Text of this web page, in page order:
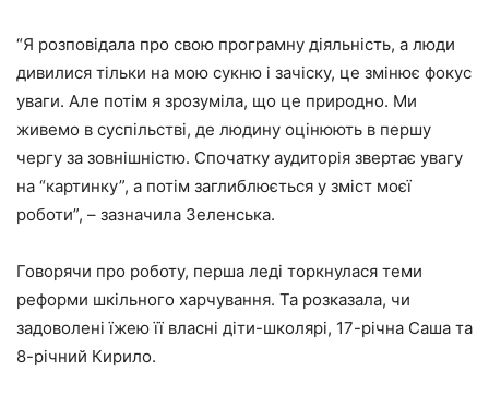
“Я розповідала про свою програмну діяльність, а люди
дивилися тільки на мою сукню і зачіску, це змінює фокус
уваги. Але потім я зрозуміла, що це природно. Ми
живемо в суспільстві, де людину оцінюють в першу
чергу за зовнішністю. Спочатку аудиторія звертає увагу
на “картинку”, а потім заглиблюється у зміст моєї
роботи”, – зазначила Зеленська.
Говорячи про роботу, перша леді торкнулася теми
реформи шкільного харчування. Та розказала, чи
задоволені їжею її власні діти-школярі, 17-річна Саша та
8-річний Кирило.